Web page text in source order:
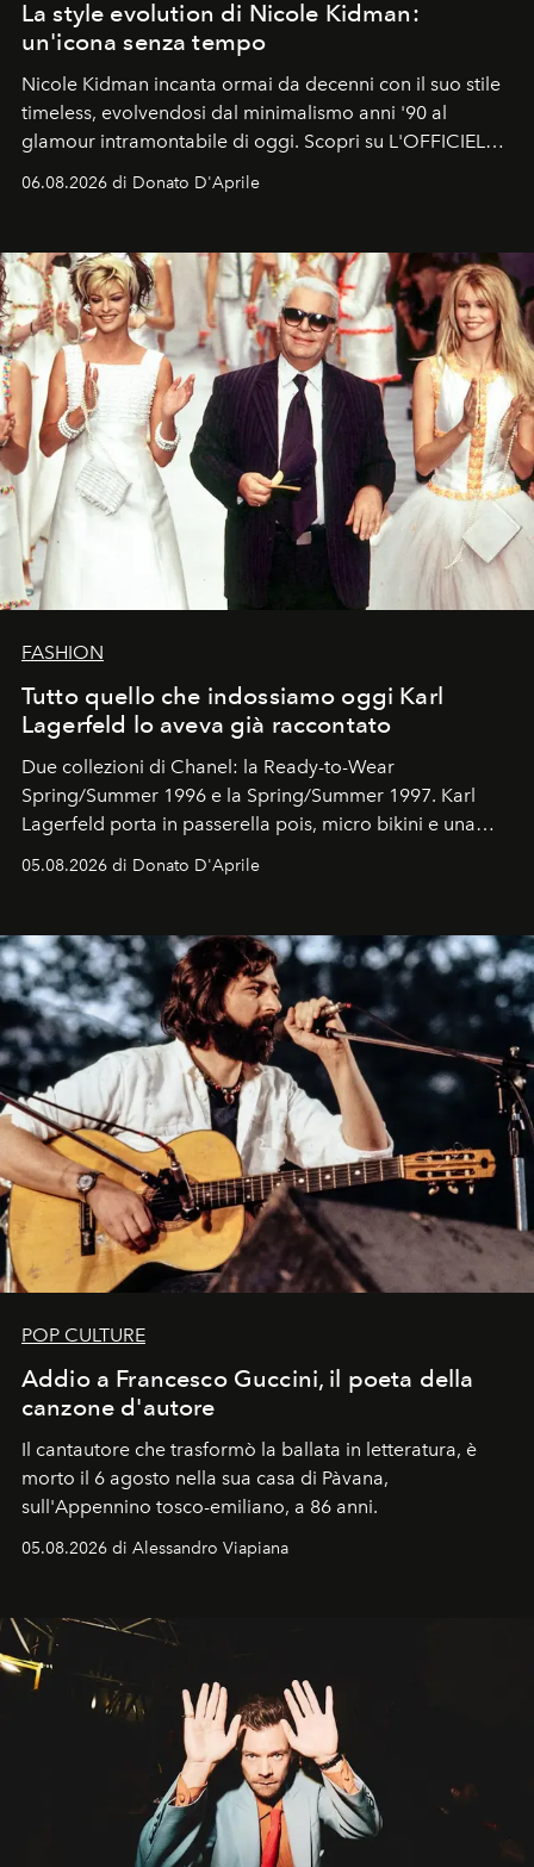
La style evolution di Nicole Kidman:
un'icona senza tempo
Nicole Kidman incanta ormai da decenni con il suo stile
timeless, evolvendosi dal minimalismo anni '90 al
glamour intramontabile di oggi. Scopri su L'OFFICIEL
06.08.2026 di Donato D'Aprile
FASHION
Tutto quello che indossiamo oggi Karl
Lagerfeld lo aveva già raccontato
Due collezioni di Chanel: la Ready-to-Wear
Spring/Summer 1996 e la Spring/Summer 1997. Karl
Lagerfeld porta in passerella pois, micro bikini e una
Kate, Claudia e Carla una dietro l'altra. Trent'anni dopo,
uno dei documenti più contemporanei che abbiamo.
05.08.2026 di Donato D'Aprile
POP CULTURE
Addio a Francesco Guccini, il poeta della
canzone d'autore
Il cantautore che trasformò la ballata in letteratura, è
morto il 6 agosto nella sua casa di Pàvana,
sull'Appennino tosco-emiliano, a 86 anni.
05.08.2026 di Alessandro Viapiana